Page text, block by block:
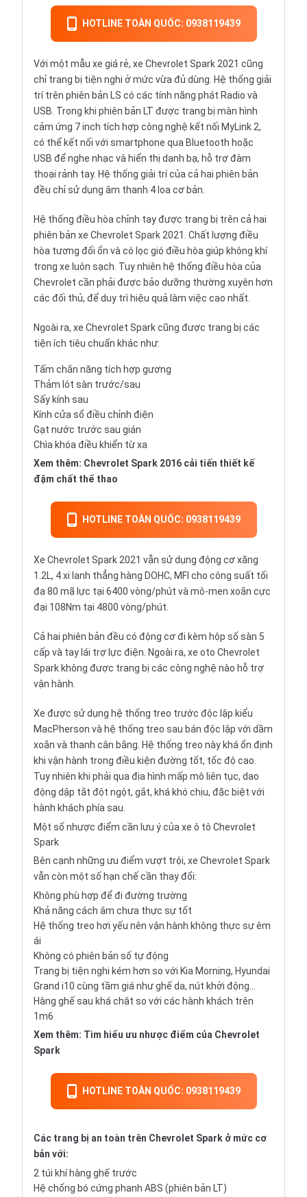
HOTLINE TOÀN QUỐC: 0938119439
Với một mẫu xe giá rẻ, xe Chevrolet Spark 2021 cũng
chỉ trang bị tiện nghi ở mức vừa đủ dùng. Hệ thống giải
trí trên phiên bản LS có các tính năng phát Radio và
USB. Trong khi phiên bản LT được trang bị màn hình
cảm ứng 7 inch tích hợp công nghệ kết nối MyLink 2,
có thể kết nối với smartphone qua Bluetooth hoặc
USB để nghe nhạc và hiển thị danh bạ, hỗ trợ đàm
thoại rảnh tay. Hệ thống giải trí của cả hai phiên bản
đều chỉ sử dụng âm thanh 4 loa cơ bản.
Hệ thống điều hòa chỉnh tay được trang bị trên cả hai
phiên bản xe Chevrolet Spark 2021. Chất lượng điều
hòa tương đối ổn và có lọc gió điều hòa giúp không khí
trong xe luôn sạch. Tuy nhiên hệ thống điều hòa của
Chevrolet cần phải được bảo dưỡng thường xuyên hơn
các đối thủ, để duy trì hiệu quả làm việc cao nhất.
Ngoài ra, xe Chevrolet Spark cũng được trang bị các
tiện ích tiêu chuẩn khác như:
Tấm chắn năng tích hợp gương
Thảm lót sàn trước/sau
Sấy kính sau
Kính cửa sổ điều chỉnh điện
Gạt nước trước sau gián
Chìa khóa điều khiển từ xa
Xem thêm: Chevrolet Spark 2016 cải tiến thiết kế
đậm chất thể thao
HOTLINE TOÀN QUỐC: 0938119439
Xe Chevrolet Spark 2021 vẫn sử dụng động cơ xăng
1.2L, 4 xi lanh thẳng hàng DOHC, MFI cho công suất tối
đa 80 mã lực tại 6400 vòng/phút và mô-men xoắn cực
đại 108Nm tại 4800 vòng/phút.
Cả hai phiên bản đều có động cơ đi kèm hộp số sàn 5
cấp và tay lái trợ lực điện. Ngoài ra, xe oto Chevrolet
Spark không được trang bị các công nghệ nào hỗ trợ
vận hành.
Xe được sử dụng hệ thống treo trước độc lập kiểu
MacPherson và hệ thống treo sau bán độc lập với dầm
xoắn và thanh cân bằng. Hệ thống treo này khá ổn định
khi vận hành trong điều kiện đường tốt, tốc độ cao.
Tuy nhiên khi phải qua địa hình mấp mô liên tục, dao
động dập tắt đột ngột, gắt, khá khó chịu, đặc biệt với
hành khách phía sau.
Một số nhược điểm cần lưu ý của xe ô tô Chevrolet
Spark
Bên cạnh những ưu điểm vượt trội, xe Chevrolet Spark
vẫn còn một số hạn chế cần thay đổi:
Không phù hợp để đi đường trường
Khả năng cách âm chưa thực sự tốt
Hệ thống treo hơi yếu nên vận hành không thực sự êm
ái
Không có phiên bản số tự động
Trang bị tiện nghi kém hơn so với Kia Morning, Hyundai
Grand i10 cùng tầm giá như ghế da, nút khởi động…
Hàng ghế sau khá chật so với các hành khách trên
1m6
Xem thêm: Tìm hiểu ưu nhược điểm của Chevrolet
Spark
HOTLINE TOÀN QUỐC: 0938119439
Các trang bị an toàn trên Chevrolet Spark ở mức cơ
bản với:
2 túi khí hàng ghế trước
Hệ chống bó cứng phanh ABS (phiên bản LT)